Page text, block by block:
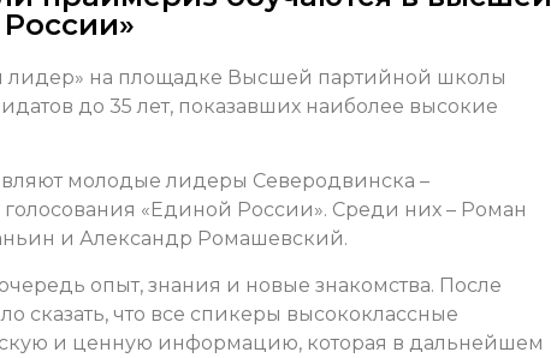
лидер» на площадке Высшей партийной школы
до 35 лет, показавших наиболее высокие
молодые лидеры Северодвинска –
«Единой России». Среди них – Роман
и Александр Ромашевский.
опыт, знания и новые знакомства. После
сказать, что все спикеры высококлассные
и ценную информацию, которая в дальнейшем